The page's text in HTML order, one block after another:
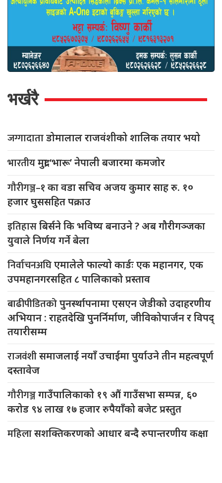
भर्खरै
जग्गादाताडोमालाल राजवंशीको शालिक तयार भयो
भारतीयमुद्रा ‘भारू’ नेपाली बजारमा कमजाेर
गौरीगञ्ज–१का वडा सचिव अजय कुमार साह रु. १०
हजार घुससहित पक्राउ
इतिहासबिर्सने कि भविष्य बनाउने ? अब गौरीगञ्जका
युवाले निर्णय गर्ने बेला
निर्वाचनअघिएमालेले फाल्यो कार्डः एक महानगर, एक
उपमहानगरसहित ८ पालिकाको प्रस्ताव
बाढीपीडितकोपुनर्स्थापनामा एसएन जेडीको उदाहरणीय
अभियान : राहतदेखि पुनर्निर्माण, जीविकोपार्जन र विपद्
तयारीसम्म
राजवंशीसमाजलाई नयाँ उचाईमा पुर्याउने तीन महत्वपूर्ण
दस्तावेज
गौरीगञ्जगाउँपालिकाको १९ औं गाउँसभा सम्पन्न, ६०
करोड ९४ लाख १७ हजार रुपैयाँको बजेट प्रस्तुत
महिलासशक्तिकरणको आधार बन्दै रुपान्तरणीय कक्षा